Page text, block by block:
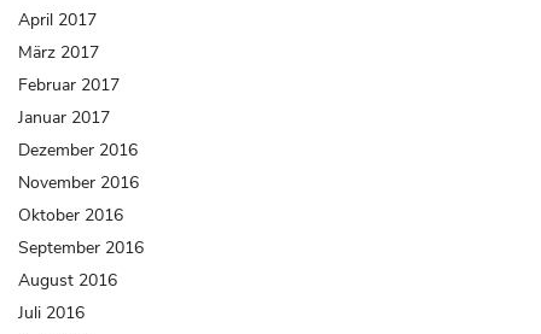
April 2017
März 2017
Februar 2017
Januar 2017
Dezember 2016
November 2016
Oktober 2016
September 2016
August 2016
Juli 2016